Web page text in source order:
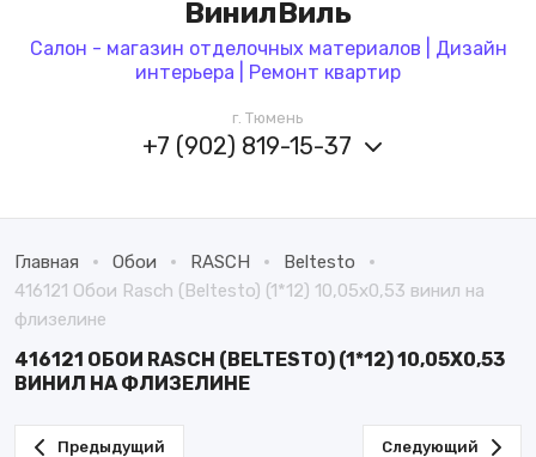
ВинилВиль
Салон - магазин отделочных материалов | Дизайн
интерьера | Ремонт квартир
г. Тюмень
+7 (902) 819-15-37
Главная Обои RASCH
Beltesto
416121 Обои Rasch (Beltesto) (1*12) 10,05x0,53 винил на
флизелине
416121 ОБОИ RASCH (BELTESTO) (1*12) 10,05X0,53
ВИНИЛ НА ФЛИЗЕЛИНЕ
Предыдущий Следующий